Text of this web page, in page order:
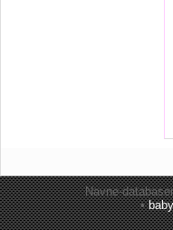
Navne-
•